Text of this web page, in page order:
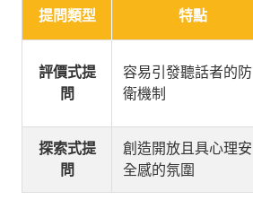
提問類型 特點
評價式提
問
容易引發聽話者的防
衛機制
探索式提
問
創造開放且具心理安
全感的氛圍